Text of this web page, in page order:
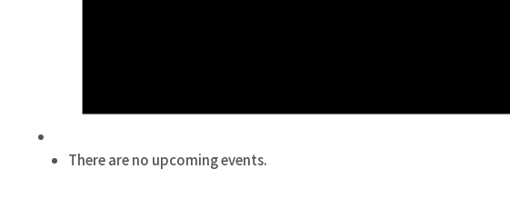
There are no upcoming events.